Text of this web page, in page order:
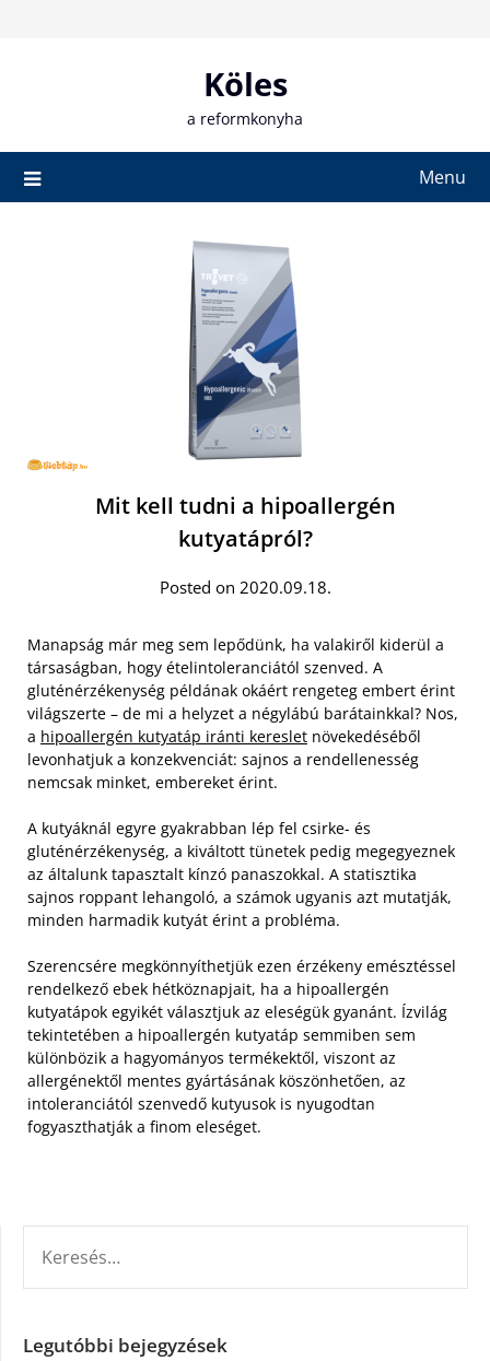
Köles
a reformkonyha
Menu
Mit kell tudni a hipoallergén
kutyatápról?
Posted on 2020.09.18.
Manapság már meg sem lepődünk, ha valakiről kiderül a
társaságban, hogy ételintoleranciától szenved. A
gluténérzékenység példának okáért rengeteg embert érint
világszerte – de mi a helyzet a négylábú barátainkkal? Nos,
a hipoallergén kutyatáp iránti kereslet növekedéséből
levonhatjuk a konzekvenciát: sajnos a rendellenesség
nemcsak minket, embereket érint.
A kutyáknál egyre gyakrabban lép fel csirke- és
gluténérzékenység, a kiváltott tünetek pedig megegyeznek
az általunk tapasztalt kínzó panaszokkal. A statisztika
sajnos roppant lehangoló, a számok ugyanis azt mutatják,
minden harmadik kutyát érint a probléma.
Szerencsére megkönnyíthetjük ezen érzékeny emésztéssel
rendelkező ebek hétköznapjait, ha a hipoallergén
kutyatápok egyikét választjuk az eleségük gyanánt. Ízvilág
tekintetében a hipoallergén kutyatáp semmiben sem
különbözik a hagyományos termékektől, viszont az
allergénektől mentes gyártásának köszönhetően, az
intoleranciától szenvedő kutyusok is nyugodtan
fogyaszthatják a finom eleséget.
Legutóbbi bejegyzések